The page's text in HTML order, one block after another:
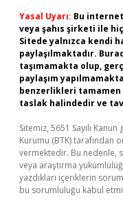
Yasal Uyarı: Bu
veya şahıs şirketi ile
Sitede yalnızca kendi
paylaşılmaktadır.
taşımamakta olup,
paylaşım
benzerlikleri
taslak halindedir ve
Sitemiz, 5651 Sayılı
Kurumu (BTK) tarafından
vermektedir. Bu nedenle,
veya araştırma
yazdıkları içeriklerin
bu sorumluluğu kabul